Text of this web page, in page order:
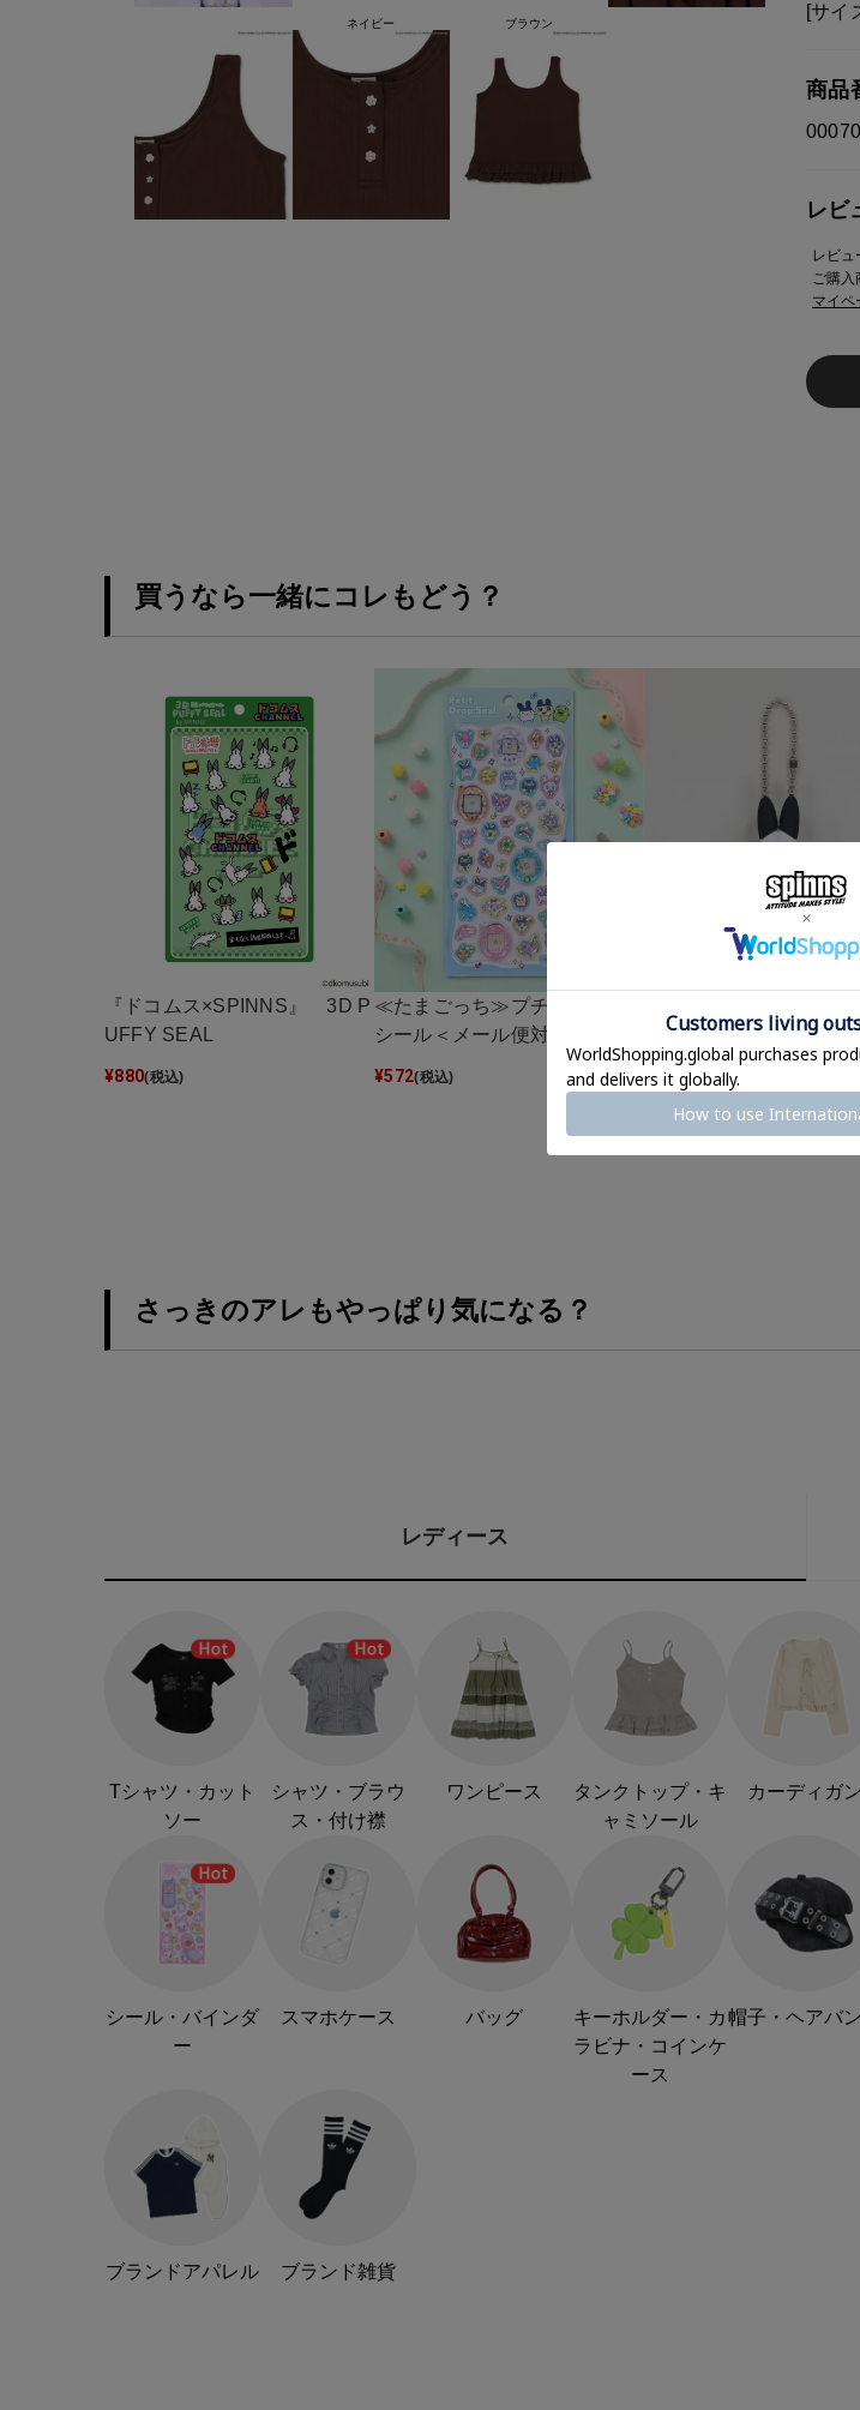
[サイ
商品
レビ
レビュ
ご購
マイペ
ネイビー ブラウン
買うなら一緒にコレもどう？
『ドコムス×SPINNS』 3D P
UFFY SEAL
¥880(税込)
≪たまごっち≫プチドロップ
シール＜メール便対応＞
¥572(税込)
ラバーキーホルダー
¥1,210(税込)
さっきのアレもやっぱり気になる？
レディース
Tシャツ・カット
ソー
シャツ・ブラウ
ス・付け襟
ワンピース
タンクトップ・キ
ャミソール
カーディガン
シール・バインダ
ー
スマホケース バッグ
キーホルダー・カ
ラビナ・コインケ
ース
帽子・ヘアバ
ブランドアパレル ブランド雑貨